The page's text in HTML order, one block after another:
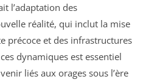
l’adaptation des
réalité, qui inclut la mise
précoce et des infrastructures
dynamiques est essentiel
liés aux orages sous l’ère